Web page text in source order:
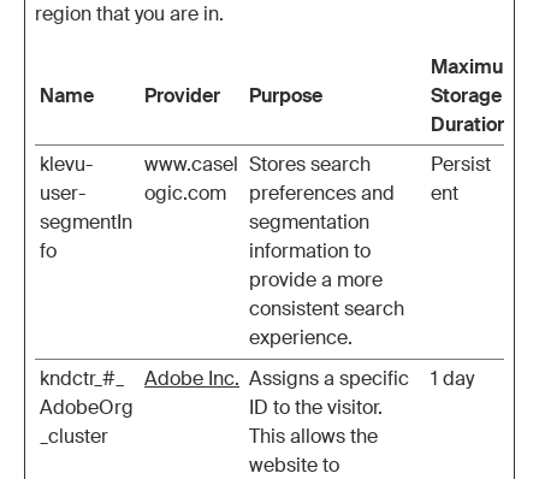
region that you are in.
Name Provider Purpose
Maximum
Storage
Duration
klevu-
user-
segmentIn
fo
www.casel
ogic.com
Stores search
preferences and
segmentation
information to
provide a more
consistent search
experience.
Persist
ent
kndctr_#_
AdobeOrg
_cluster
Adobe Inc. Assigns a specific
ID to the visitor.
This allows the
website to
1 day